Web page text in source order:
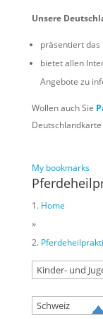
Unsere
präsentiert das
bietet allen
Angebote zu
Wollen auch Sie
My bookmarks
Home
»